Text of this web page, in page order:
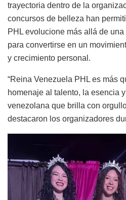
trayectoria dentro de la
concursos de belleza han
PHL evolucione más allá de
para convertirse en un
y crecimiento personal.
“Reina Venezuela PHL es más
homenaje al talento, la esencia
venezolana que brilla con
destacaron los organizadores